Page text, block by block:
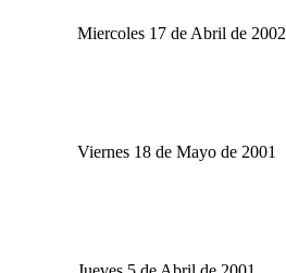
Miercoles 17 de Abril de 2002
Viernes 18 de Mayo de 2001